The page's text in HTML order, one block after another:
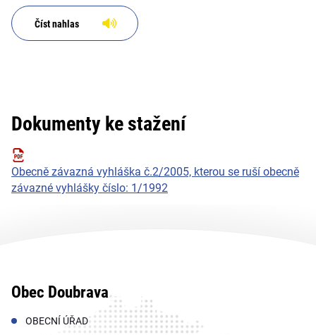
obyvatelstva a dislokaci
Číst nahlas
Dokumenty ke stažení
Obecně závazná vyhláška č.2/2005, kterou se ruší obecně
závazné vyhlášky číslo: 1/1992
Obec Doubrava
OBECNÍ ÚŘAD